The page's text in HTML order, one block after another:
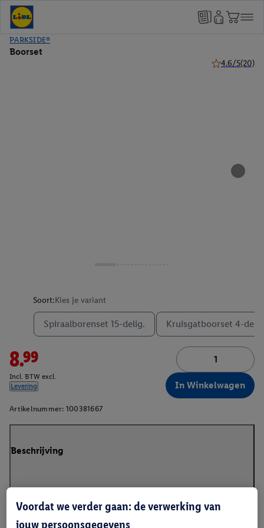
PARKSIDE®
Boorset
4.6/5(20)
Soort:Kies je variant
Spiraalborenset 15-delig. Kruisgatboorset 4-delig
8.99
Incl. BTW excl.
Levering
In Winkelwagen
Artikelnummer: 100381667
Beschrijving
Voordat we verder gaan: de verwerking van
jouw persoonsgegevens